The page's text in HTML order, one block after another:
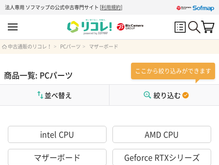
法人専用 ソフマップの公式中古専門サイト [利用規約]
中古通販のリコレ！ PCパーツ マザーボード
商品一覧: PCパーツ ここから絞り込みができます
絞り込む
並べ替え
intel CPU
AMD CPU
マザーボード
Geforce RTXシリーズ